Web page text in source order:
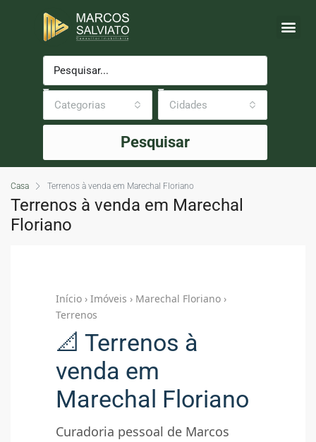
Categorias Cidades
Pesquisar
Casa Terrenos à venda em Marechal Floriano
Terrenos à venda em Marechal
Floriano
Início › Imóveis › Marechal Floriano ›
Terrenos
📐 Terrenos à
venda em
Marechal Floriano
Curadoria pessoal de Marcos